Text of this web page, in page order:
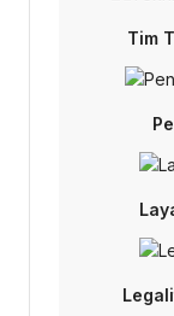
Tim